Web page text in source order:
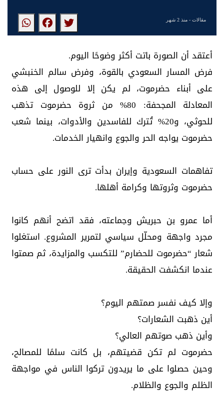
مقالات- منذ 2 شهر
‏أعتقد أن الصورة باتت أكثر وضوحًا اليوم.
فرض المسار السعودي بالقوة، وفرض سالم الخنبشي
على أبناء حضرموت، لم يكن إلا للوصول إلى هذه
المعادلة المجحفة: 80% من ثروة حضرموت تذهب
للحوثي، و20% تُترك للفاسدين والأدوات، بينما شعب
حضرموت يواجه الحر والجوع وانهيار الخدمات.
تفاهمات السعودية وإيران بدأت ترى النور على حساب
حضرموت وثروتها وكرامة أهلها.
أما عمرو بن حبريش وجماعته، فقد اتضح أنهم كانوا
مجرد واجهة ومحلّل سياسي لتمرير المشروع. استغلوا
شعار “حضرموت للحضارم” للتكسب والمزايدة، ثم صمتوا
عندما انكشفت الحقيقة.
وإلا كيف نفسر صمتهم اليوم؟
أين ذهبت الشعارات؟
وأين ذهب صوتهم العالي؟
حضرموت لم تكن قضيتهم، بل كانت سلمًا للمصالح،
وحين حصلوا على ما يريدون تركوا الناس في مواجهة
الظلم والجوع والظلام.